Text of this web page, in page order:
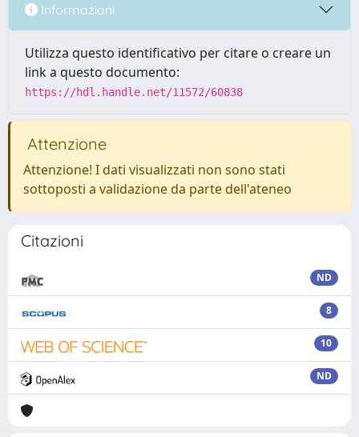
Informazioni
Utilizza questo identificativo per citare o creare un
link a questo documento:
https://hdl.handle.net/11572/60838
Attenzione
Attenzione! I dati visualizzati non sono stati
sottoposti a validazione da parte dell'ateneo
Citazioni
ND
8
10
ND